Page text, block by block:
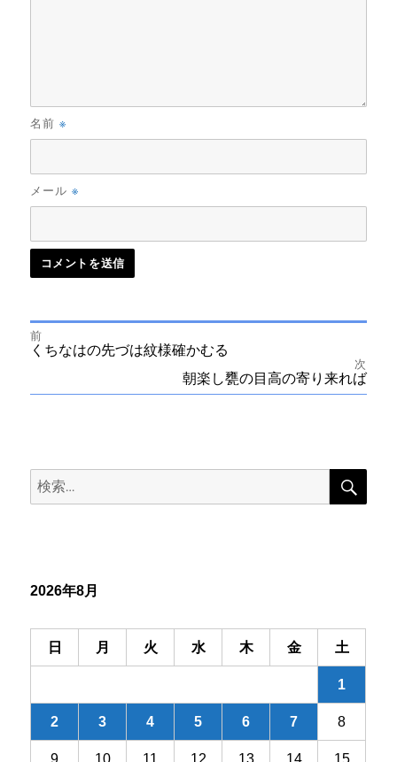
名前※
メール※
投
ゲ
ン
前
前
の
くちなはの先づは紋様確かむる
次
朝楽し甕の目高の寄り来れば
検
索:
検
2026年8月
日 月 火 水 木 金 土
1
2 3 4 5 6 7 8
9 10 11 12 13 14 15